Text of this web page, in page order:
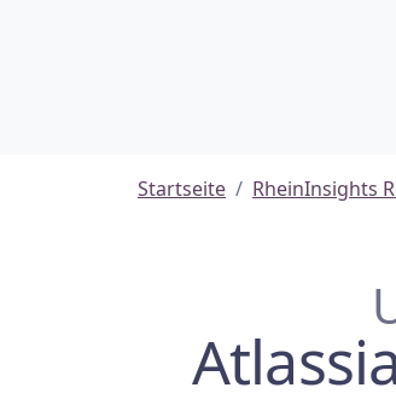
Startseite RheinInsights